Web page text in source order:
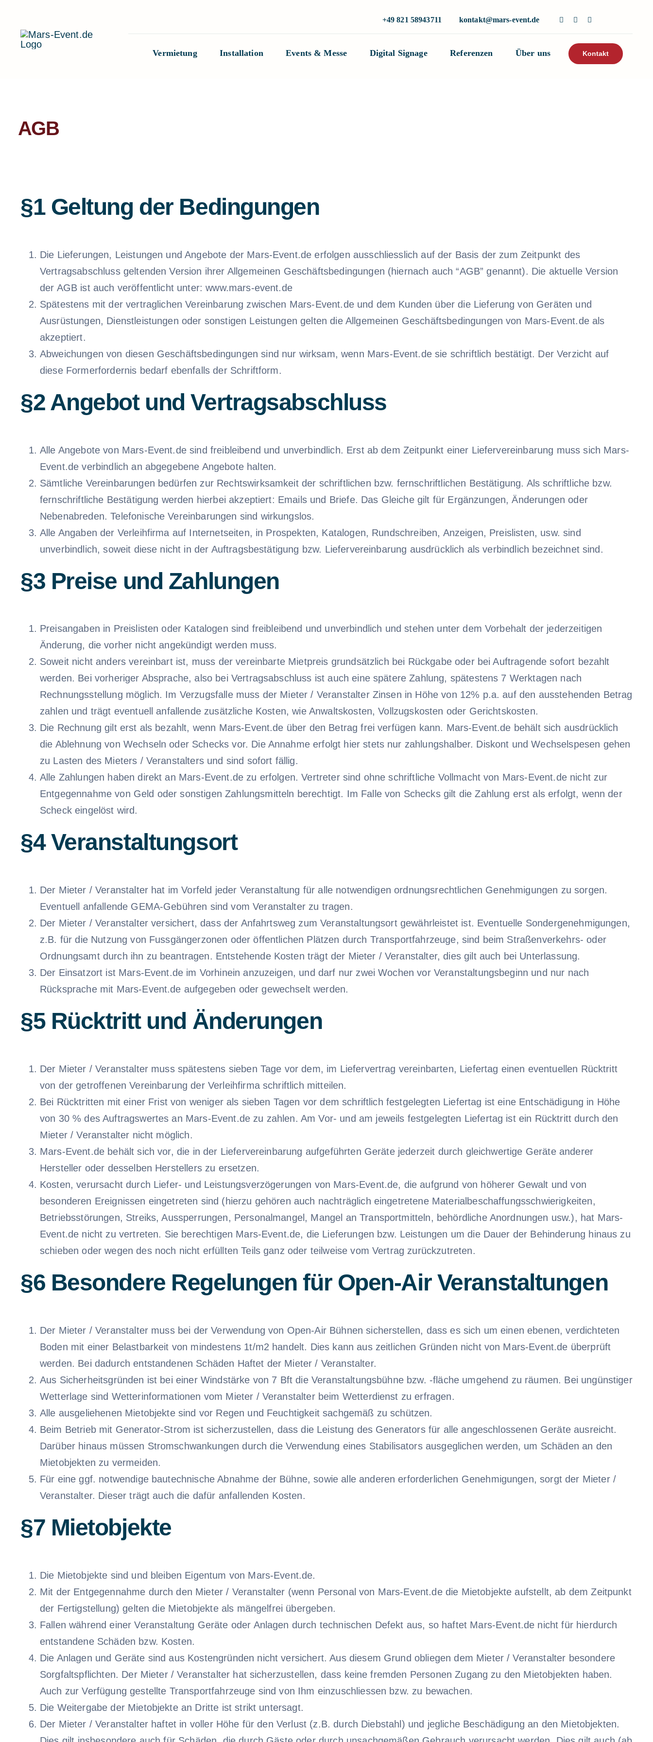
springen
+49 821 58943711 kontakt@mars-event.de
Vermietung Installation Events & Messe Digital Signage Referenzen Über uns Kontakt
AGB
§1 Geltung der Bedingungen
Die Lieferungen, Leistungen und Angebote der Mars-Event.de erfolgen ausschliesslich auf der Basis der zum Zeitpunkt des
Vertragsabschluss geltenden Version ihrer Allgemeinen Geschäftsbedingungen (hiernach auch “AGB” genannt). Die aktuelle Version
der AGB ist auch veröffentlicht unter: www.mars-event.de
Spätestens mit der vertraglichen Vereinbarung zwischen Mars-Event.de und dem Kunden über die Lieferung von Geräten und
Ausrüstungen, Dienstleistungen oder sonstigen Leistungen gelten die Allgemeinen Geschäftsbedingungen von Mars-Event.de als
akzeptiert.
Abweichungen von diesen Geschäftsbedingungen sind nur wirksam, wenn Mars-Event.de sie schriftlich bestätigt. Der Verzicht auf
diese Formerfordernis bedarf ebenfalls der Schriftform.
§2 Angebot und Vertragsabschluss
Alle Angebote von Mars-Event.de sind freibleibend und unverbindlich. Erst ab dem Zeitpunkt einer Liefervereinbarung muss sich Mars-
Event.de verbindlich an abgegebene Angebote halten.
Sämtliche Vereinbarungen bedürfen zur Rechtswirksamkeit der schriftlichen bzw. fernschriftlichen Bestätigung. Als schriftliche bzw.
fernschriftliche Bestätigung werden hierbei akzeptiert: Emails und Briefe. Das Gleiche gilt für Ergänzungen, Änderungen oder
Nebenabreden. Telefonische Vereinbarungen sind wirkungslos.
Alle Angaben der Verleihfirma auf Internetseiten, in Prospekten, Katalogen, Rundschreiben, Anzeigen, Preislisten, usw. sind
unverbindlich, soweit diese nicht in der Auftragsbestätigung bzw. Liefervereinbarung ausdrücklich als verbindlich bezeichnet sind.
§3 Preise und Zahlungen
Preisangaben in Preislisten oder Katalogen sind freibleibend und unverbindlich und stehen unter dem Vorbehalt der jederzeitigen
Änderung, die vorher nicht angekündigt werden muss.
Soweit nicht anders vereinbart ist, muss der vereinbarte Mietpreis grundsätzlich bei Rückgabe oder bei Auftragende sofort bezahlt
werden. Bei vorheriger Absprache, also bei Vertragsabschluss ist auch eine spätere Zahlung, spätestens 7 Werktagen nach
Rechnungsstellung möglich. Im Verzugsfalle muss der Mieter / Veranstalter Zinsen in Höhe von 12% p.a. auf den ausstehenden Betrag
zahlen und trägt eventuell anfallende zusätzliche Kosten, wie Anwaltskosten, Vollzugskosten oder Gerichtskosten.
Die Rechnung gilt erst als bezahlt, wenn Mars-Event.de über den Betrag frei verfügen kann. Mars-Event.de behält sich ausdrücklich
die Ablehnung von Wechseln oder Schecks vor. Die Annahme erfolgt hier stets nur zahlungshalber. Diskont und Wechselspesen gehen
zu Lasten des Mieters / Veranstalters und sind sofort fällig.
Alle Zahlungen haben direkt an Mars-Event.de zu erfolgen. Vertreter sind ohne schriftliche Vollmacht von Mars-Event.de nicht zur
Entgegennahme von Geld oder sonstigen Zahlungsmitteln berechtigt. Im Falle von Schecks gilt die Zahlung erst als erfolgt, wenn der
Scheck eingelöst wird.
§4 Veranstaltungsort
Der Mieter / Veranstalter hat im Vorfeld jeder Veranstaltung für alle notwendigen ordnungsrechtlichen Genehmigungen zu sorgen.
Eventuell anfallende GEMA-Gebühren sind vom Veranstalter zu tragen.
Der Mieter / Veranstalter versichert, dass der Anfahrtsweg zum Veranstaltungsort gewährleistet ist. Eventuelle Sondergenehmigungen,
z.B. für die Nutzung von Fussgängerzonen oder öffentlichen Plätzen durch Transportfahrzeuge, sind beim Straßenverkehrs- oder
Ordnungsamt durch ihn zu beantragen. Entstehende Kosten trägt der Mieter / Veranstalter, dies gilt auch bei Unterlassung.
Der Einsatzort ist Mars-Event.de im Vorhinein anzuzeigen, und darf nur zwei Wochen vor Veranstaltungsbeginn und nur nach
Rücksprache mit Mars-Event.de aufgegeben oder gewechselt werden.
§5 Rücktritt und Änderungen
Der Mieter / Veranstalter muss spätestens sieben Tage vor dem, im Liefervertrag vereinbarten, Liefertag einen eventuellen Rücktritt
von der getroffenen Vereinbarung der Verleihfirma schriftlich mitteilen.
Bei Rücktritten mit einer Frist von weniger als sieben Tagen vor dem schriftlich festgelegten Liefertag ist eine Entschädigung in Höhe
von 30 % des Auftragswertes an Mars-Event.de zu zahlen. Am Vor- und am jeweils festgelegten Liefertag ist ein Rücktritt durch den
Mieter / Veranstalter nicht möglich.
Mars-Event.de behält sich vor, die in der Liefervereinbarung aufgeführten Geräte jederzeit durch gleichwertige Geräte anderer
Hersteller oder desselben Herstellers zu ersetzen.
Kosten, verursacht durch Liefer- und Leistungsverzögerungen von Mars-Event.de, die aufgrund von höherer Gewalt und von
besonderen Ereignissen eingetreten sind (hierzu gehören auch nachträglich eingetretene Materialbeschaffungsschwierigkeiten,
Betriebsstörungen, Streiks, Aussperrungen, Personalmangel, Mangel an Transportmitteln, behördliche Anordnungen usw.), hat Mars-
Event.de nicht zu vertreten. Sie berechtigen Mars-Event.de, die Lieferungen bzw. Leistungen um die Dauer der Behinderung hinaus zu
schieben oder wegen des noch nicht erfüllten Teils ganz oder teilweise vom Vertrag zurückzutreten.
§6 Besondere Regelungen für Open-Air Veranstaltungen
Der Mieter / Veranstalter muss bei der Verwendung von Open-Air Bühnen sicherstellen, dass es sich um einen ebenen, verdichteten
Boden mit einer Belastbarkeit von mindestens 1t/m2 handelt. Dies kann aus zeitlichen Gründen nicht von Mars-Event.de überprüft
werden. Bei dadurch entstandenen Schäden Haftet der Mieter / Veranstalter.
Aus Sicherheitsgründen ist bei einer Windstärke von 7 Bft die Veranstaltungsbühne bzw. -fläche umgehend zu räumen. Bei ungünstiger
Wetterlage sind Wetterinformationen vom Mieter / Veranstalter beim Wetterdienst zu erfragen.
Alle ausgeliehenen Mietobjekte sind vor Regen und Feuchtigkeit sachgemäß zu schützen.
Beim Betrieb mit Generator-Strom ist sicherzustellen, dass die Leistung des Generators für alle angeschlossenen Geräte ausreicht.
Darüber hinaus müssen Stromschwankungen durch die Verwendung eines Stabilisators ausgeglichen werden, um Schäden an den
Mietobjekten zu vermeiden.
Für eine ggf. notwendige bautechnische Abnahme der Bühne, sowie alle anderen erforderlichen Genehmigungen, sorgt der Mieter /
Veranstalter. Dieser trägt auch die dafür anfallenden Kosten.
§7 Mietobjekte
Die Mietobjekte sind und bleiben Eigentum von Mars-Event.de.
Mit der Entgegennahme durch den Mieter / Veranstalter (wenn Personal von Mars-Event.de die Mietobjekte aufstellt, ab dem Zeitpunkt
der Fertigstellung) gelten die Mietobjekte als mängelfrei übergeben.
Fallen während einer Veranstaltung Geräte oder Anlagen durch technischen Defekt aus, so haftet Mars-Event.de nicht für hierdurch
entstandene Schäden bzw. Kosten.
Die Anlagen und Geräte sind aus Kostengründen nicht versichert. Aus diesem Grund obliegen dem Mieter / Veranstalter besondere
Sorgfaltspflichten. Der Mieter / Veranstalter hat sicherzustellen, dass keine fremden Personen Zugang zu den Mietobjekten haben.
Auch zur Verfügung gestellte Transportfahrzeuge sind von Ihm einzuschliessen bzw. zu bewachen.
Die Weitergabe der Mietobjekte an Dritte ist strikt untersagt.
Der Mieter / Veranstalter haftet in voller Höhe für den Verlust (z.B. durch Diebstahl) und jegliche Beschädigung an den Mietobjekten.